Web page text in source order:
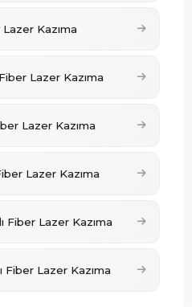
Lazer Kazıma
Lazer Kazıma
Lazer Kazıma
Lazer Kazıma
Fiber Lazer Kazıma
Fiber Lazer Kazıma